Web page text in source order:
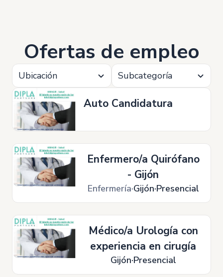
Ofertas de empleo
Ubicación Subcategoría
Auto Candidatura
Enfermero/a Quirófano
- Gijón
Enfermería Gijón Presencial
Médico/a Urología con
experiencia en cirugía
Gijón Presencial